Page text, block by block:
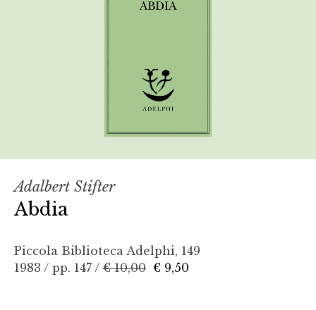
Adalbert Stifter
Abdia
Piccola Biblioteca Adelphi, 149
1983 / pp. 147 / € 10,00 € 9,50